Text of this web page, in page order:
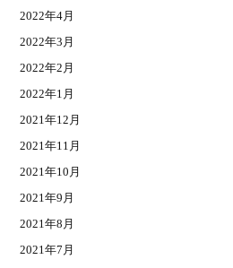
2022年4月
2022年3月
2022年2月
2022年1月
2021年12月
2021年11月
2021年10月
2021年9月
2021年8月
2021年7月